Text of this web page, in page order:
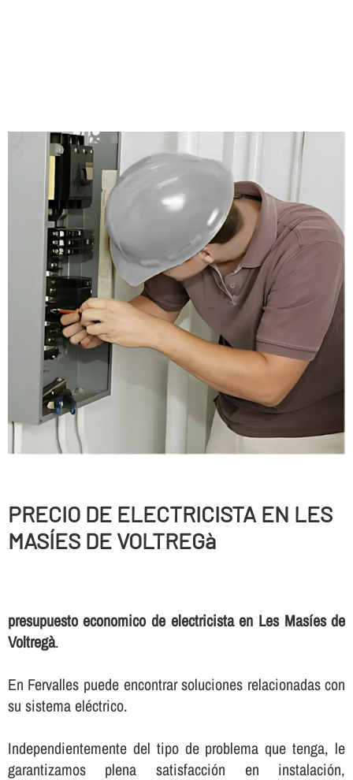
PRECIO DE ELECTRICISTA EN LES
MASÍES DE VOLTREGà
presupuesto economico de electricista en Les Masíes de
Voltregà.
En Fervalles puede encontrar soluciones relacionadas con
su sistema eléctrico.
Independientemente del tipo de problema que tenga, le
garantizamos plena satisfacción en instalación,